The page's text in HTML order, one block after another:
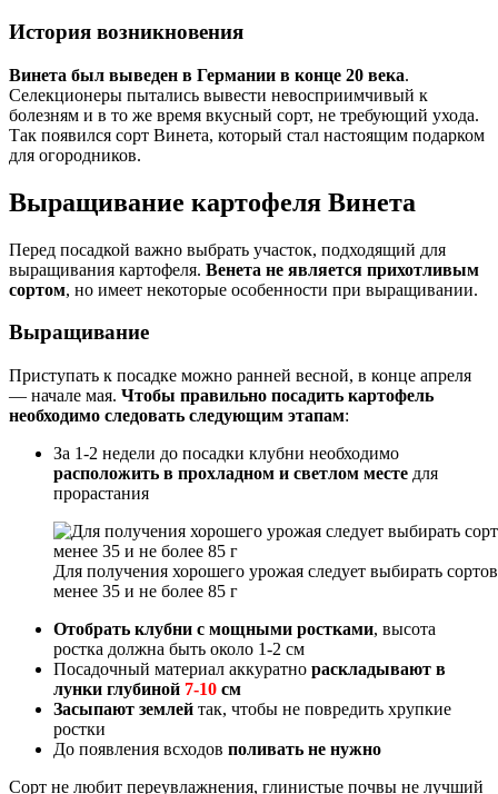
История возникновения
Винета был выведен в Германии в конце 20 века.
Селекционеры пытались вывести невосприимчивый к
болезням и в то же время вкусный сорт, не требующий ухода.
Так появился сорт Винета, который стал настоящим подарком
для огородников.
Выращивание картофеля Винета
Перед посадкой важно выбрать участок, подходящий для
выращивания картофеля. Венета не является прихотливым
сортом, но имеет некоторые особенности при выращивании.
Выращивание
Приступать к посадке можно ранней весной, в конце апреля
— начале мая. Чтобы правильно посадить картофель
необходимо следовать следующим этапам:
За 1-2 недели до посадки клубни необходимо
расположить в прохладном и светлом месте для
прорастания
Для получения хорошего урожая следует выбирать
менее 35 и не более 85 г
Отобрать клубни с мощными ростками, высота
ростка должна быть около 1-2 см
Посадочный материал аккуратно раскладывают в
лунки глубиной 7-10 см
Засыпают землей так, чтобы не повредить хрупкие
ростки
До появления всходов поливать не нужно
Сорт не любит переувлажнения, глинистые почвы не лучший